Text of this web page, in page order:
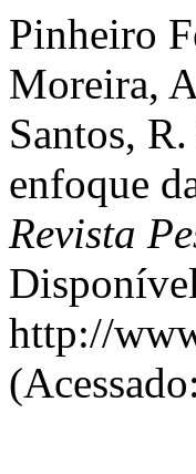
Pinheiro
Moreira,
Santos,
enfoque
Revista
http://